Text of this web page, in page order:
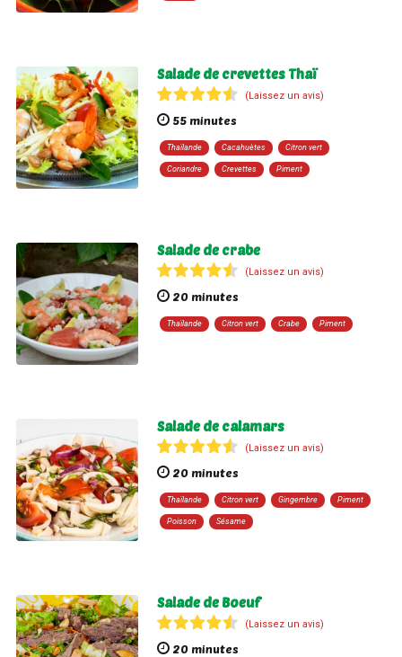
Salade de crevettes Thaï
(Laissez un avis)
55 minutes
Thaïlande Cacahuètes Citron vert
Coriandre Crevettes Piment
Salade de crabe
(Laissez un avis)
20 minutes
Thaïlande Citron vert Crabe Piment
Salade de calamars
(Laissez un avis)
20 minutes
Thaïlande Citron vert Gingembre Piment
Poisson Sésame
Salade de Boeuf
(Laissez un avis)
20 minutes